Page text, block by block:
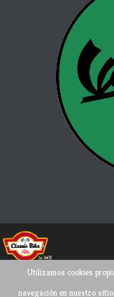
Utilizamos cookies
navegación en nuestro